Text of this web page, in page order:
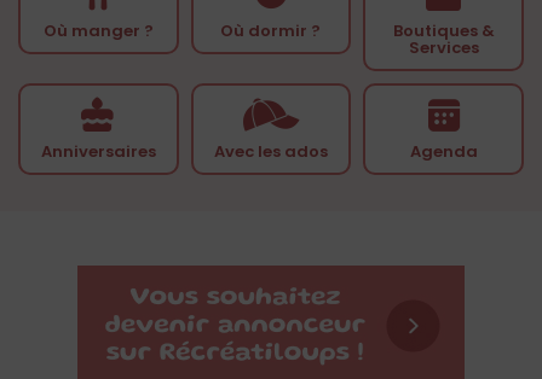
Où manger ? Où dormir ? Boutiques &
Services
Anniversaires Avec les ados Agenda